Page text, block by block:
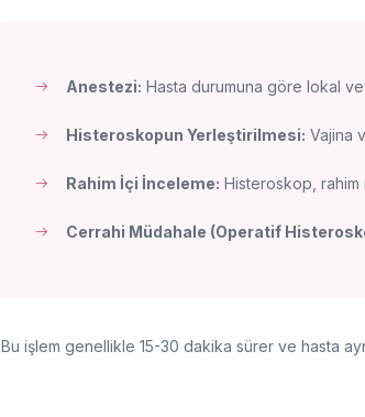
Anestezi: Hasta durumuna göre lokal
Histeroskopun Yerleştirilmesi: Vajina
Rahim İçi İnceleme: Histeroskop, rahim
Cerrahi Müdahale (Operatif
Bu işlem genellikle 15-30 dakika sürer ve hasta